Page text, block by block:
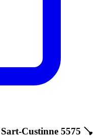
Sart-Custinne 5575 🪠